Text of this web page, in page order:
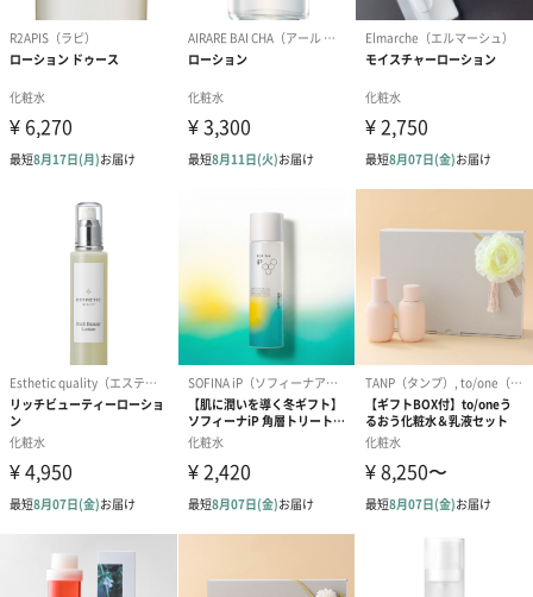
ンパニー「ナオス」のブランドです。
ナオスは40年間、生物学・皮膚科学研究に基づき、肌を一つの生
態系として捉える「エコバイオロジー」という 独自のアプ ローチ
と共にビオデルマ、エステダムを世の中に送り出してまいりまし
た。フランス・エクス＝アン＝プロヴァンスの自社研究所で、開
商品詳細情報
水、プロパンジオール、グリセリン、ナイアシンアミ
ド、ベンチレングリコール、アルギニン、パンテノー
ル、トレハロース、乳酸、乳酸Na、PCA－Na、（カプ
リリル／カプリル）グルコシド、カラギーナン、ラミ
ナリアディギタータエキス、香料、カルノシン、アデ
ノシン三リン酸Na
原産国／製造
国
フランス
内容量
125ml
本体サイズ
縦150mm・横40mm・奥行40mm